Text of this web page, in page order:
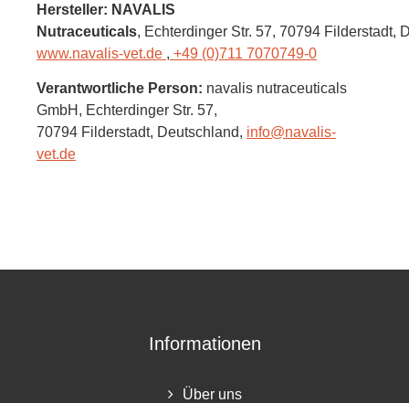
Hersteller: NAVALIS
Nutraceuticals, Echterdinger Str. 57, 70794 Filderstadt,
www.navalis-vet.de , +49 (0)711 7070749-0
Verantwortliche Person: navalis nutraceuticals
GmbH, Echterdinger Str. 57,
70794 Filderstadt, Deutschland, info@navalis-
vet.de
Informationen
Über uns